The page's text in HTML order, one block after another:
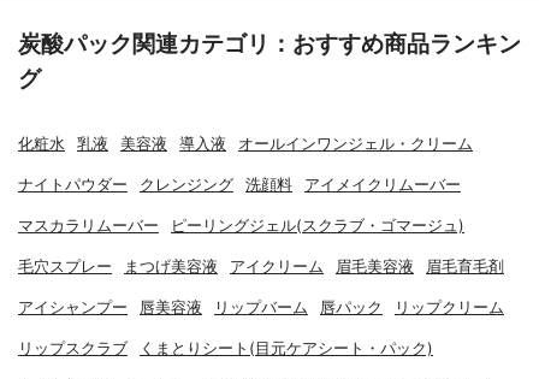
炭酸パック関連カテゴリ：おすすめ商品ランキン
グ
化粧水 乳液 美容液 導入液 オールインワンジェル・クリーム
ナイトパウダー クレンジング 洗顔料 アイメイクリムーバー
マスカラリムーバー ピーリングジェル(スクラブ・ゴマージュ)
毛穴スプレー まつげ美容液 アイクリーム 眉毛美容液 眉毛育毛剤
アイシャンプー 唇美容液 リップバーム 唇パック リップクリーム
リップスクラブ くまとりシート(目元ケアシート・パック)